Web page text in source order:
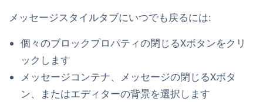
メッセージスタイルタブにいつでも戻るには:
個々のブロックプロパティの閉じるXボタンをクリ
ックします
メッセージコンテナ、メッセージの閉じるXボタ
ン、またはエディターの背景を選択します